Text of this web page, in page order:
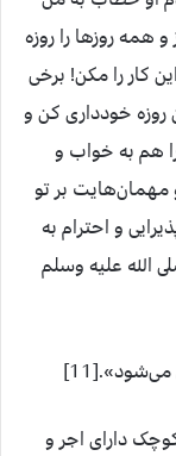
روزها را روزه
کار را مکن! برخی
روزه خودداری کن و
هم به خواب و
مهمان‌هایت بر تو
و در واقع پذیرایی و احترام به
الله عليه وسلم
دارای اجر و